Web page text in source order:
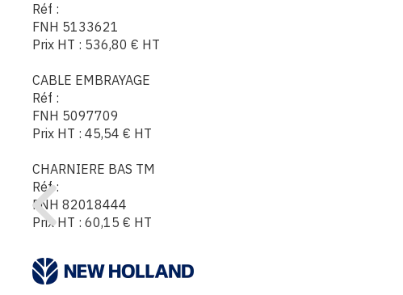
Réf :
FNH 5133621
Prix HT : 536,80 € HT
CABLE EMBRAYAGE
Réf :
FNH 5097709
Prix HT : 45,54 € HT
CHARNIERE BAS TM
Réf :
FNH 82018444
Prix HT : 60,15 € HT